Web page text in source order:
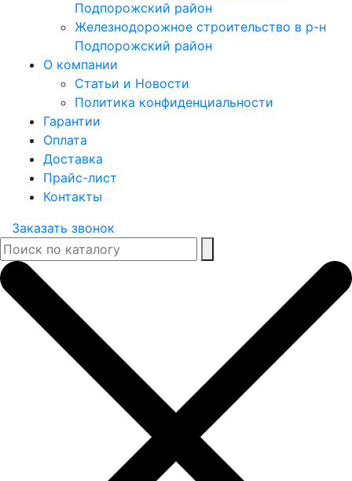
Подпорожский район
Железнодорожное строительство в р-н
Подпорожский район
О компании
Статьи и Новости
Политика конфиденциальности
Гарантии
Оплата
Доставка
Прайс-лист
Контакты
Заказать звонок